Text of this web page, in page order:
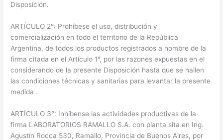
Disposición.
ARTÍCULO 2°: Prohíbese el uso, distribución y
comercialización en todo el territorio de la República
Argentina, de todos los productos registrados a nombre de la
firma citada en el Artículo 1°, por las razones expuestas en el
considerando de la presente Disposición hasta que se hallen
las condiciones técnicas y sanitarias para levantar la presente
medida .
ARTÍCULO 3°: Inhíbense las actividades productivas de la
firma LABORATORIOS RAMALLO S.A. con planta sita en Ing.
Agustín Rocca 530, Ramallo, Provincia de Buenos Aires, por